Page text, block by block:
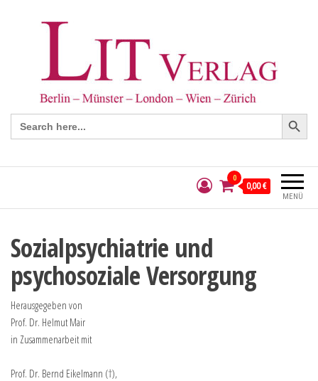
Search
for:
Search Button
MENÜ
0
0,00 €
Sozialpsychiatrie und
psychosoziale Versorgung
Herausgegeben von
Prof. Dr. Helmut Mair
in Zusammenarbeit mit
Prof. Dr. Bernd Eikelmann (†),